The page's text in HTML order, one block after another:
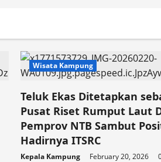
Wisata Kampung
Teluk Ekas Ditetapkan
Pusat Riset Rumput Laut
Pemprov NTB Sambut
Hadirnya ITSRC
Kepala Kampung February 20, 2026